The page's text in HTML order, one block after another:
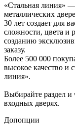
«Стальная линия»
металлических
30 лет создает для
сложности, цвета и
созданию
заказу.
Более 500 000
высокое качество и
линия».
Выбирайте раздел
входных дверях.
Допопции